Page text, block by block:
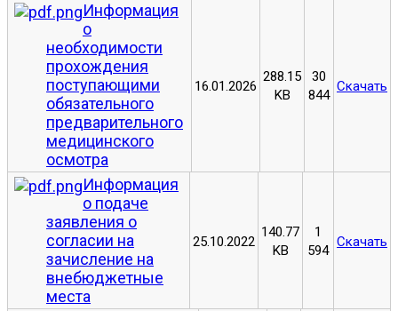
Информация
о
необходимости
прохождения
поступающими
обязательного
предварительного
медицинского
осмотра
16.01.2026
288.15
KB
30
844
Скачать
Информация
о подаче
заявления о
согласии на
зачисление на
внебюджетные
места
25.10.2022
140.77
KB
1
594
Скачать